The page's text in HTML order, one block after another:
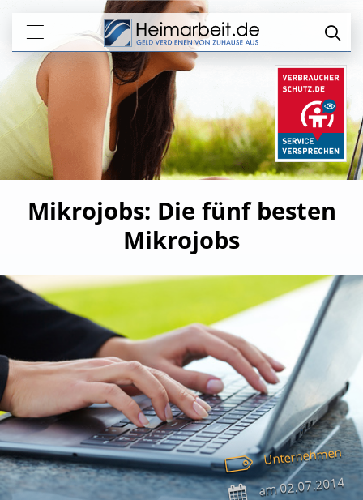
Mikrojobs: Die fünf besten
Mikrojobs
Unternehmen
am02.07.2014